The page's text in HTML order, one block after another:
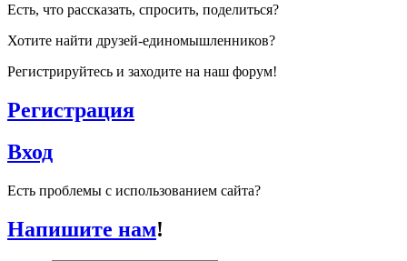
Есть, что рассказать, спросить, поделиться?
Хотите найти друзей-единомышленников?
Регистрируйтесь и заходите на наш форум!
Регистрация
Вход
Есть проблемы с использованием сайта?
Напишите нам!